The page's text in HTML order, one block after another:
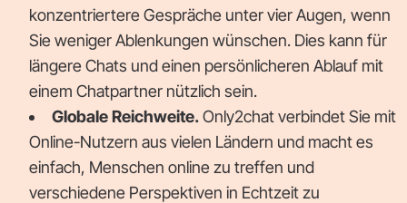
konzentriertere Gespräche unter vier Augen, wenn
Sie weniger Ablenkungen wünschen. Dies kann für
längere Chats und einen persönlicheren Ablauf mit
einem Chatpartner nützlich sein.
Globale Reichweite.Only2chat verbindet Sie mit
Online-Nutzern aus vielen Ländern und macht es
einfach, Menschen online zu treffen und
verschiedene Perspektiven in Echtzeit zu